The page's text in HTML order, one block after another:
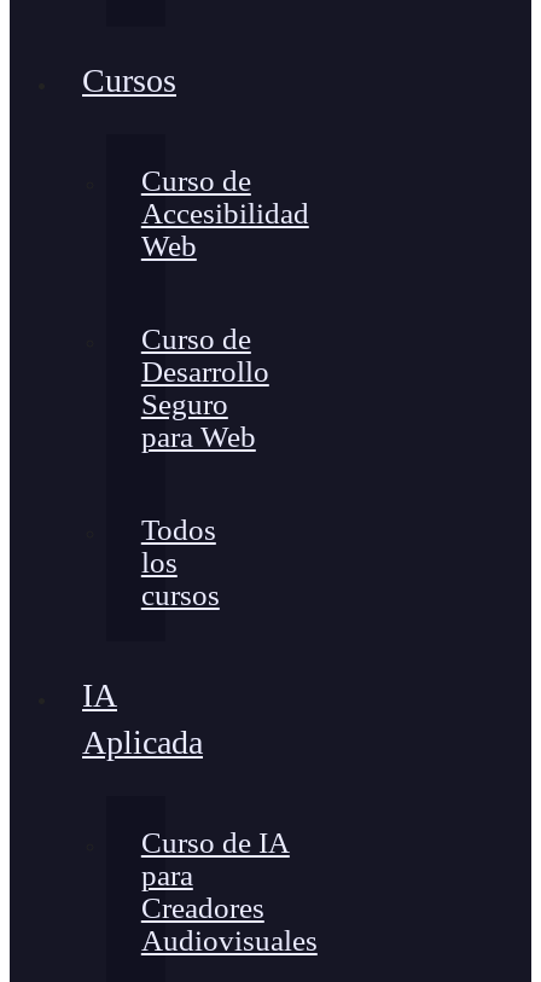
Cursos
Curso de
Accesibilidad
Web
Curso de
Desarrollo
Seguro
para Web
Todos
los
cursos
IA
Aplicada
Curso de IA
para
Creadores
Audiovisuales